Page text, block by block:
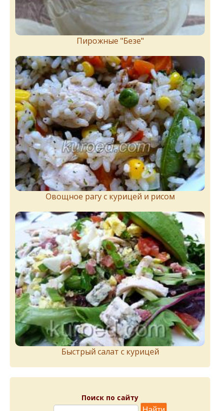
Пирожныe "Бeзe"
Овощное рагу с курицей и рисом
Быстрый салат с курицей
Поиск по сайту